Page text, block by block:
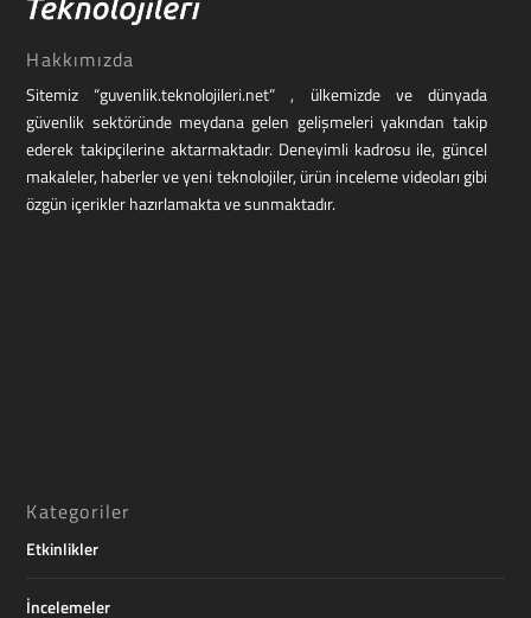
Hakkımızda
Sitemiz “guvenlik.teknolojileri.net” , ülkemizde ve dünyada
güvenlik sektöründe meydana gelen gelişmeleri yakından takip
ederek takipçilerine aktarmaktadır. Deneyimli kadrosu ile, güncel
makaleler, haberler ve yeni teknolojiler, ürün inceleme videoları gibi
özgün içerikler hazırlamakta ve sunmaktadır.
Kategoriler
Etkinlikler
İncelemeler